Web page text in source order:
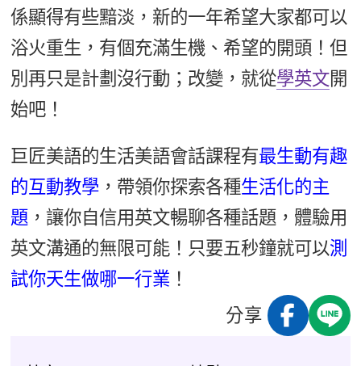
係顯得有些黯淡，新的一年希望大家都可以
浴火重生，有個充滿生機、希望的開頭！但
別再只是計劃沒行動；改變，就從學英文開
始吧！
巨匠美語的生活美語會話課程有最生動有趣
的互動教學 ，帶領你探索各種生活化的主
題 ，讓你自信用英文暢聊各種話題，體驗用
英文溝通的無限可能！只要五秒鐘就可以測
試你天生做哪一行業 ！
分享